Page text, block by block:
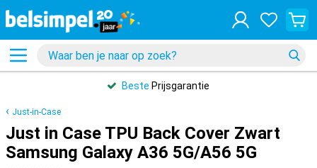
Beste Prijsgarantie
Just-in-Case
Just in Case TPU Back Cover Zwart
Samsung Galaxy A36 5G/A56 5G